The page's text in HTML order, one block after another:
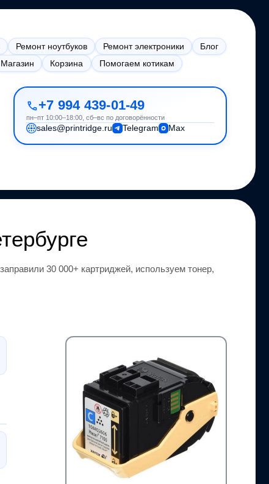
Ремонт ноутбуков Ремонт электроники
Блог
Магазин Корзина Помогаем котикам
+7 994 439-01-49
пн–пт 10:00–18:00, сб–вс по договорённости
sales@printridge.ru Telegram Max
30 000+ картриджей, используем тонер,